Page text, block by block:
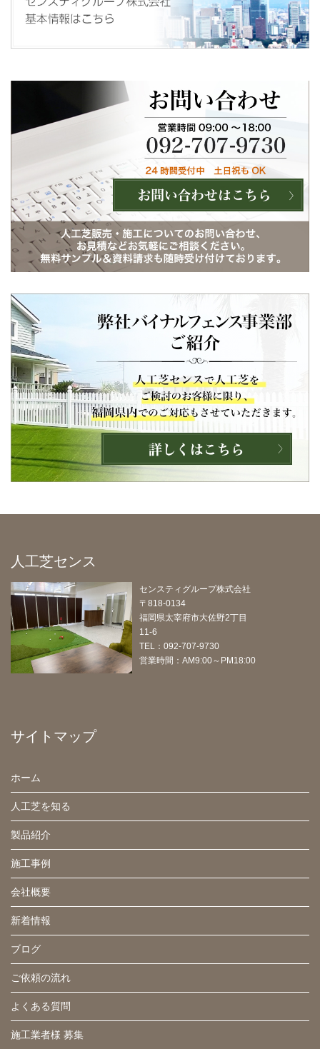
人工芝センス
センスティグループ株式会社
〒818-0134
福岡県太宰府市大佐野2丁目
11-6
TEL：092-707-9730
営業時間：AM9:00～PM18:00
サイトマップ
ホーム
人工芝を知る
製品紹介
施工事例
会社概要
新着情報
ブログ
ご依頼の流れ
よくある質問
施工業者様 募集